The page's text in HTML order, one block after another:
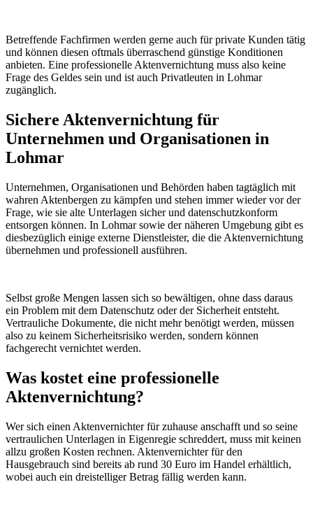
Betreffende Fachfirmen werden gerne auch für private Kunden tätig
und können diesen oftmals überraschend günstige Konditionen
anbieten. Eine professionelle Aktenvernichtung muss also keine
Frage des Geldes sein und ist auch Privatleuten in Lohmar
zugänglich.
Sichere Aktenvernichtung für
Unternehmen und Organisationen in
Lohmar
Unternehmen, Organisationen und Behörden haben tagtäglich mit
wahren Aktenbergen zu kämpfen und stehen immer wieder vor der
Frage, wie sie alte Unterlagen sicher und datenschutzkonform
entsorgen können. In Lohmar sowie der näheren Umgebung gibt es
diesbezüglich einige externe Dienstleister, die die Aktenvernichtung
übernehmen und professionell ausführen.
Selbst große Mengen lassen sich so bewältigen, ohne dass daraus
ein Problem mit dem Datenschutz oder der Sicherheit entsteht.
Vertrauliche Dokumente, die nicht mehr benötigt werden, müssen
also zu keinem Sicherheitsrisiko werden, sondern können
fachgerecht vernichtet werden.
Was kostet eine professionelle
Aktenvernichtung?
Wer sich einen Aktenvernichter für zuhause anschafft und so seine
vertraulichen Unterlagen in Eigenregie schreddert, muss mit keinen
allzu großen Kosten rechnen. Aktenvernichter für den
Hausgebrauch sind bereits ab rund 30 Euro im Handel erhältlich,
wobei auch ein dreistelliger Betrag fällig werden kann.